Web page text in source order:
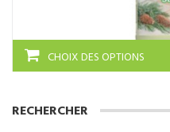
CHOIX DES OPTIONS
RECHERCHER